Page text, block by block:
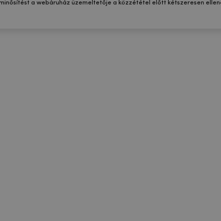
a webáruház üzemeltetője a közzététel előtt kétszeresen